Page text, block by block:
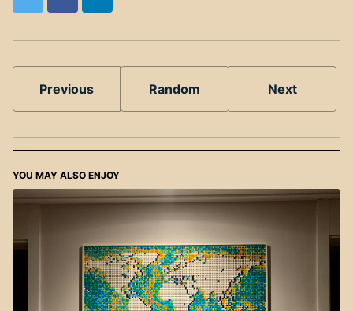
Previous Random Next
YOU MAY ALSO ENJOY